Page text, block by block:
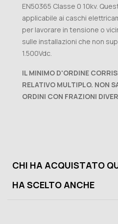
EN50365 Classe 0 10kv.
applicabile ai caschi
per lavorare in tensione o
sulle installazioni che non
1.500Vdc.
IL MINIMO D'ORDINE
RELATIVO MULTIPLO. NON
ORDINI CON FRAZIONI
CHI HA ACQUISTATO
HA SCELTO ANCHE